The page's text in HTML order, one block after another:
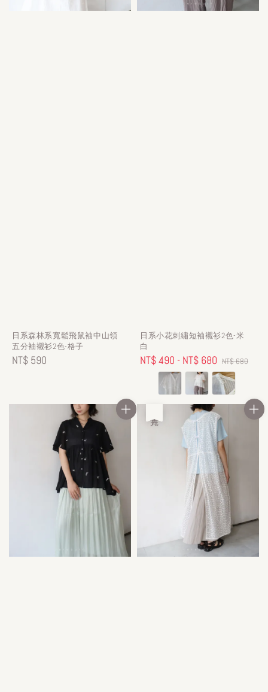
日系森林系寬鬆飛鼠袖中山領
五分袖襯衫2色-格子
Regular
NT$ 590
日系小花刺繡短袖襯衫2色-米
白
Sale
price
NT$ 490 - NT$ 680 Regular
price
NT$ 680